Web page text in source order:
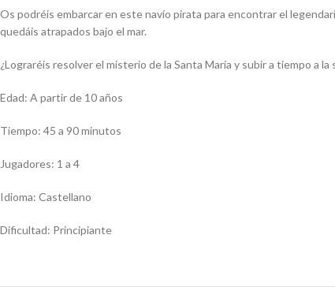
Os podréis embarcar en este navío pirata para encontrar el
quedáis atrapados bajo el mar.
¿Lograréis resolver el misterio de la Santa María y subir a tiempo a la
Edad: A partir de 10 años
Tiempo: 45 a 90 minutos
Jugadores: 1 a 4
Idioma: Castellano
Dificultad: Principiante